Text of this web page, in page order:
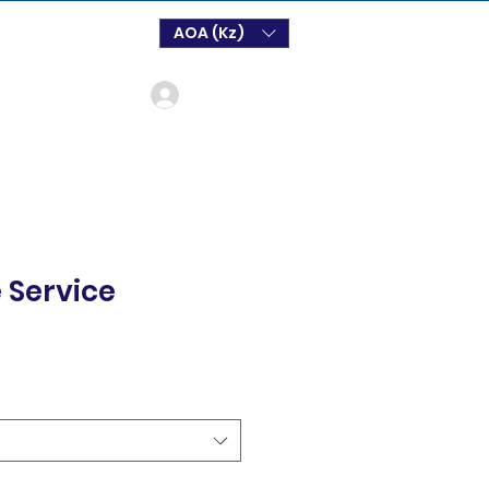
AOA (Kz)